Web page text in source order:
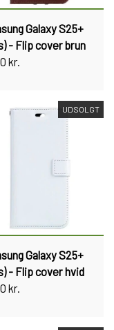
Galaxy S25+
- Flip cover brun
kr.
UDSOLGT
Galaxy S25+
- Flip cover hvid
kr.